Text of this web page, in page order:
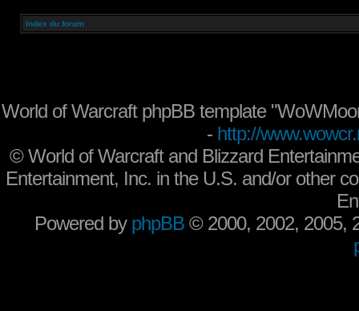
Index du forum
World of Warcraft phpBB template
- http://
©World of Warcraft and Blizzard
Entertainment, Inc. in the U.S. and/or other
Powered by phpBB © 2000, 2002, 2005,